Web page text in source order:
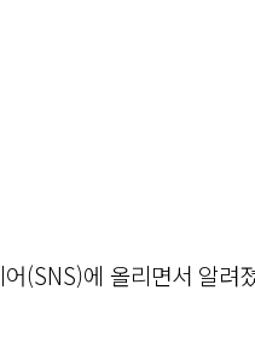
(SNS)에 올리면서 알려